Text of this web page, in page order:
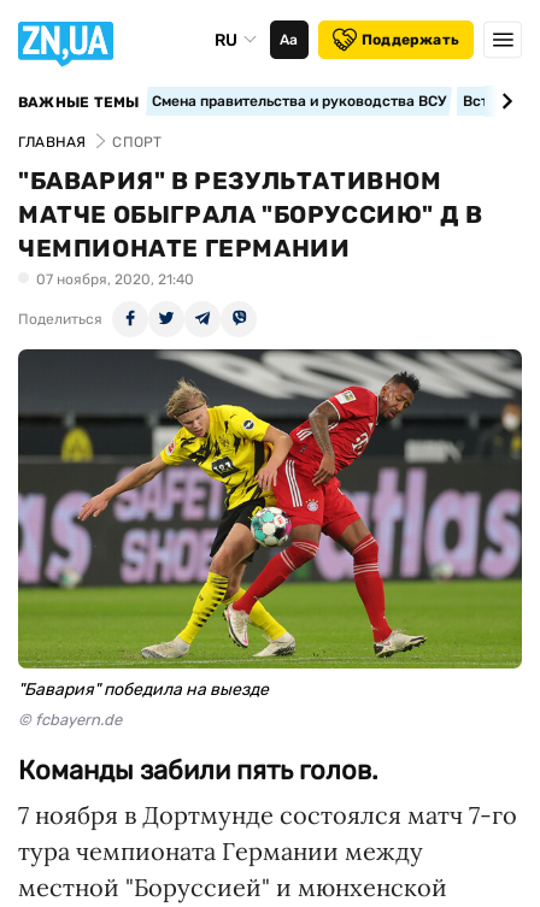
RU Аа Поддержать
ВАЖНЫЕ ТЕМЫ Смена правительства и руководства ВСУ
ГЛАВНАЯ СПОРТ
"БАВАРИЯ" В РЕЗУЛЬТАТИВНОМ
МАТЧЕ ОБЫГРАЛА "БОРУССИЮ" Д В
ЧЕМПИОНАТЕ ГЕРМАНИИ
07 ноября, 2020, 21:40
Поделиться
"Бавария" победила на выезде
© fcbayern.de
Команды забили пять голов.
7 ноября в Дортмунде состоялся матч 7-го
тура чемпионата Германии между
местной "Боруссией" и мюнхенской